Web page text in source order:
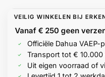
VEILIG WINKELEN BIJ
Vanaf € 250 geen
Officiële Dahua VAEP-
Transport tot € 10.000
Uit eigen voorraad of